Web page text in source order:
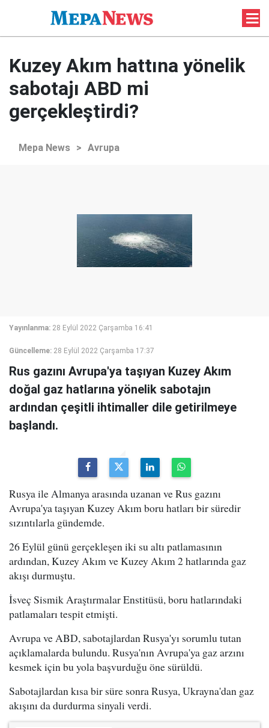
Kuzey Akım hattına yönelik
sabotajı ABD mi
gerçekleştirdi?
Mepa News > Avrupa
Yayınlanma: 28 Eylül 2022 Çarşamba 16:41
Güncelleme: 28 Eylül 2022 Çarşamba 17:37
Rus gazını Avrupa'ya taşıyan Kuzey Akım
doğal gaz hatlarına yönelik sabotajın
ardından çeşitli ihtimaller dile getirilmeye
başlandı.
Rusya ile Almanya arasında uzanan ve Rus gazını
Avrupa'ya taşıyan Kuzey Akım boru hatları bir süredir
sızıntılarla gündemde.
26 Eylül günü gerçekleşen iki su altı patlamasının
ardından, Kuzey Akım ve Kuzey Akım 2 hatlarında gaz
akışı durmuştu.
İsveç Sismik Araştırmalar Enstitüsü, boru hatlarındaki
patlamaları tespit etmişti.
Avrupa ve ABD, sabotajlardan Rusya'yı sorumlu tutan
açıklamalarda bulundu. Rusya'nın Avrupa'ya gaz arzını
kesmek için bu yola başvurduğu öne sürüldü.
Sabotajlardan kısa bir süre sonra Rusya, Ukrayna'dan gaz
akışını da durdurma sinyali verdi.